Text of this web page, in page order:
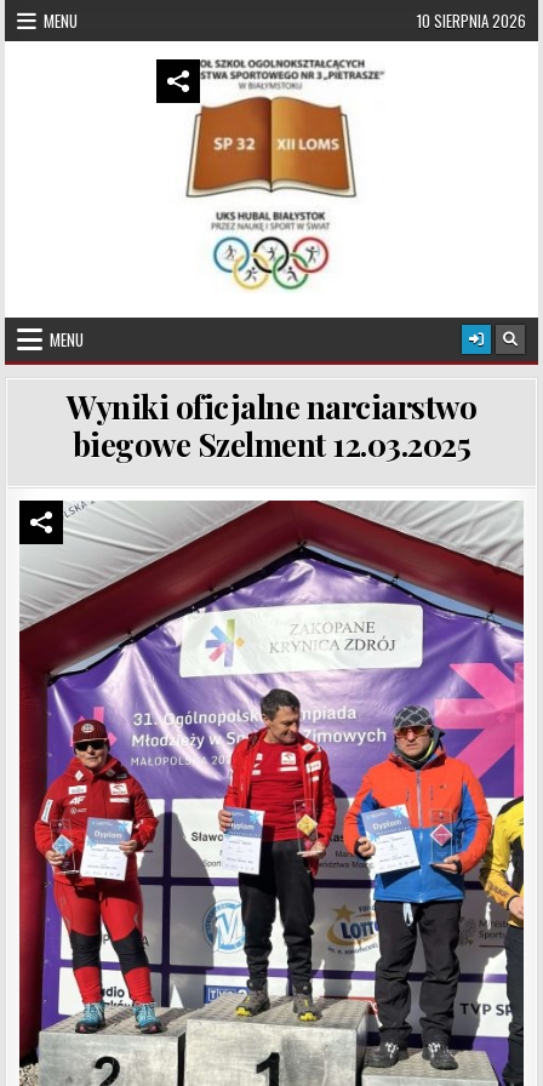
Skip to content
MENU 10 SIERPNIA 2026
UKS Hubal Białystok
MENU
Wyniki oficjalne narciarstwo
biegowe Szelment 12.03.2025